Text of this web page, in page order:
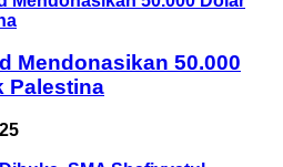
Mendonasikan 50.000
Palestina